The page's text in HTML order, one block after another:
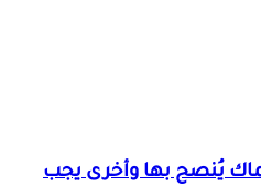
يُنصح بها وأخرى يجب